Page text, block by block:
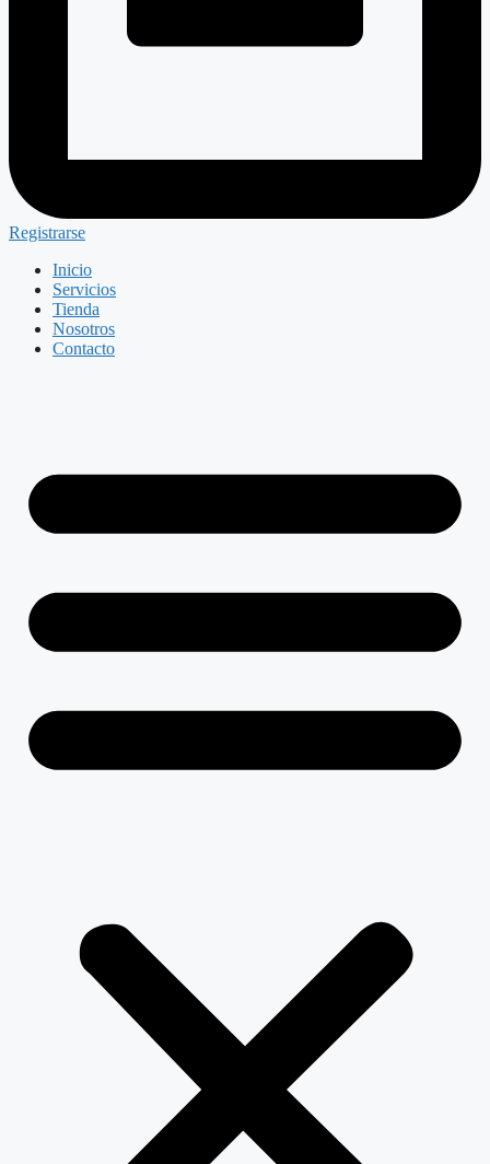
Registrarse
Inicio
Servicios
Tienda
Nosotros
Contacto